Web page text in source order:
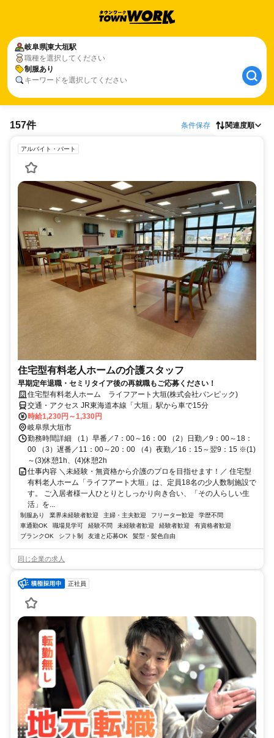
岐阜県東大垣駅
職種を選択してください
制服あり
キーワードを選択してください
157件 条件保存 関連度順
アルバイト・パート
住宅型有料老人ホームの介護スタッフ
早期定年退職・セミリタイア後の再就職もご応募ください！
住宅型有料老人ホーム ライフアート大垣(株式会社パンピック)
交通・アクセス JR東海道本線「大垣」駅から車で15分
時給1,230円～1,330円
岐阜県大垣市
勤務時間詳細 （1）早番／7：00～16：00 （2）日勤／9：00～18：
00 （3）遅番／11：00～20：00 （4）夜勤／16：15～翌9：15 ※(1)
～(3)休憩1h、(4)休憩2h
仕事内容 ＼未経験・無資格から介護のプロを目指せます！／ 住宅型
有料老人ホーム「ライフアート大垣」は、定員18名の少人数制施設で
す。 ご入居者様一人ひとりとしっかり向き合い、「その人らしい生
活」を...
制服あり 業界未経験者歓迎 主婦・主夫歓迎 フリーター歓迎
学歴不問
車通勤OK
職場見学可 経験不問 未経験者歓迎 経験者歓迎
有資格者歓迎
ブランクOK
シフト制 友達と応募OK 髪型・髪色自由
同じ企業の求人
正社員